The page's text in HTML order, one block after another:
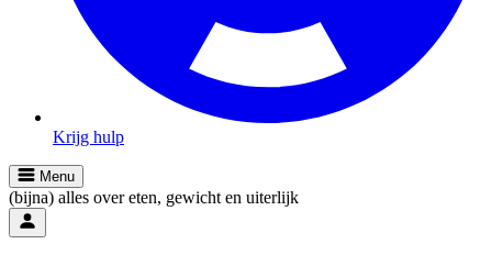
Krijg hulp
Menu
(bijna) alles over eten, gewicht en uiterlijk